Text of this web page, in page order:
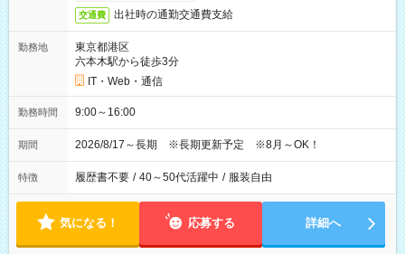
交通費 出社時の通勤交通費支給
勤務地
東京都港区
六本木駅から徒歩3分
IT・Web・通信
勤務時間 9:00～16:00
期間 2026/8/17～長期 ※長期更新予定 ※8月～OK！
特徴 履歴書不要 / 40～50代活躍中 / 服装自由
気になる！ 応募する 詳細へ